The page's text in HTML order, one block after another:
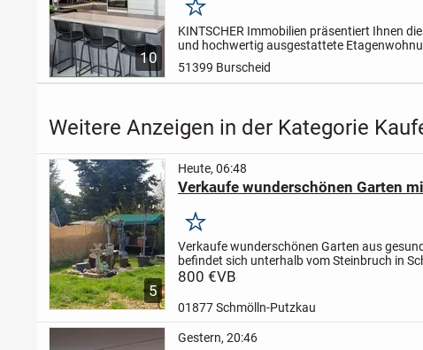
10
Merken
KINTSCHER Immobilien präsentiert Ihnen
und hochwertig ausgestattete
Schlafzimmern.Die einzige Schwelle, die es
51399 Burscheid
Weitere Anzeigen in der Kategorie
5
Heute, 06:48
Verkaufe wunderschönen Garten
Merken
Verkaufe wunderschönen Garten aus
befindet sich unterhalb vom Steinbruch in
Anbaupflichten..!!
800 €VB
01877 Schmölln-Putzkau
Gestern, 20:46